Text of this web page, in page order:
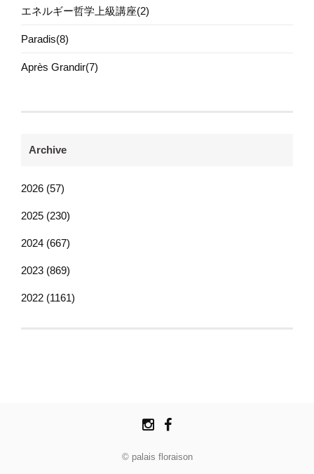
エネルギー哲学上級講座(2)
Paradis(8)
Après Grandir(7)
Archive
2026 (57)
2025 (230)
2024 (667)
2023 (869)
2022 (1161)
© palais floraison